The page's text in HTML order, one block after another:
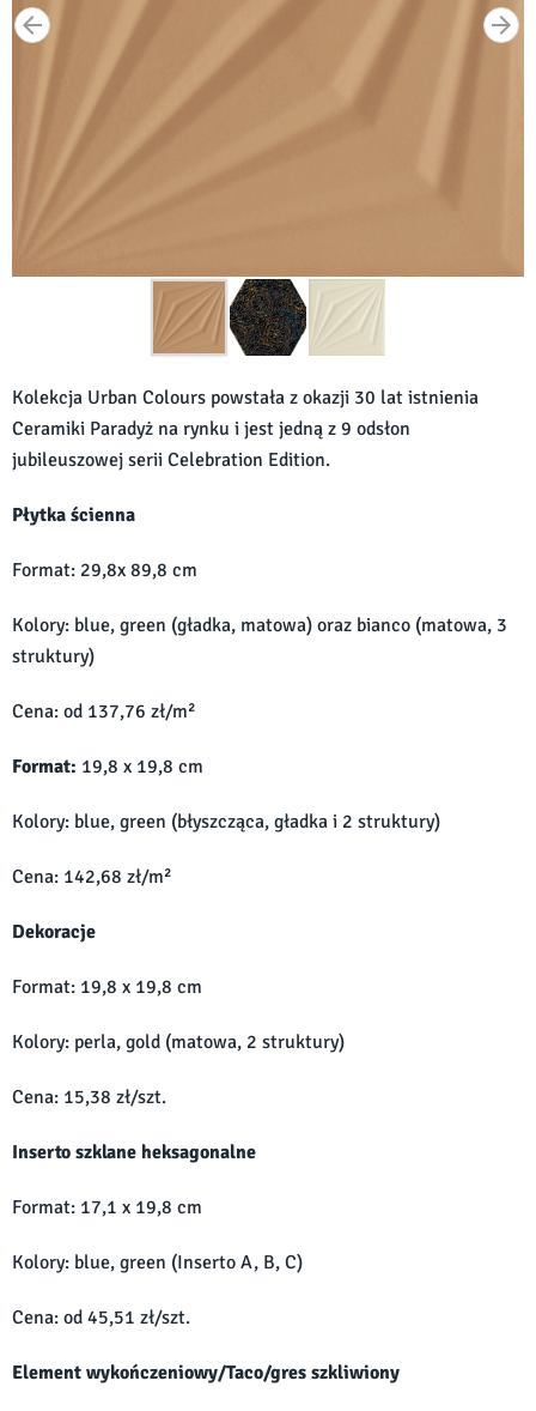
Kolekcja Urban Colours powstała z okazji 30 lat istnienia
Ceramiki Paradyż na rynku i jest jedną z 9 odsłon
jubileuszowej serii Celebration Edition.
Płytka ścienna
Format: 29,8x 89,8 cm
Kolory: blue, green (gładka, matowa) oraz bianco (matowa, 3
struktury)
Cena: od 137,76 zł/m²
Format: 19,8 x 19,8 cm
Kolory: blue, green (błyszcząca, gładka i 2 struktury)
Cena: 142,68 zł/m²
Dekoracje
Format: 19,8 x 19,8 cm
Kolory: perla, gold (matowa, 2 struktury)
Cena: 15,38 zł/szt.
Inserto szklane heksagonalne
Format: 17,1 x 19,8 cm
Kolory: blue, green (Inserto A, B, C)
Cena: od 45,51 zł/szt.
Element wykończeniowy/Taco/gres szkliwiony